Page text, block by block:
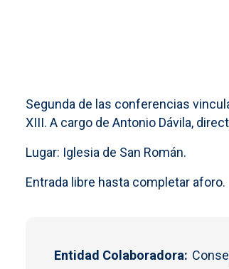
Segunda de las conferencias
XIII. A cargo de Antonio Dávila,
Lugar: Iglesia de San Román.
Entrada libre hasta completar aforo.
Entidad Colaboradora